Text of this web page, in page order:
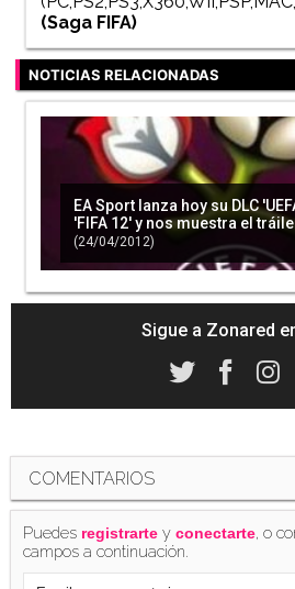
(Saga FIFA)
NOTICIAS RELACIONADAS
EA Sport lanza hoy su DLC
'FIFA 12' y nos muestra el
(24/04/2012)
Sigue a Zonared
COMENTARIOS
Puedes registrarte yconectarte, o
campos a continuación.